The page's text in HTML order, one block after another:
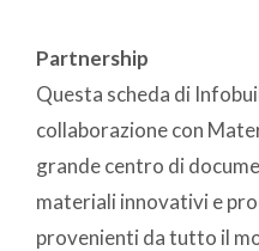
Partnership
Questa scheda di
collaborazione con
grande centro di
materiali innovativi e
provenienti da tutto il